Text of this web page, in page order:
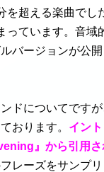
を超える楽曲でし
ています。音域
バージョンが公
ドについてです
おります。 イン
』から引用さ
レーズをサンプ